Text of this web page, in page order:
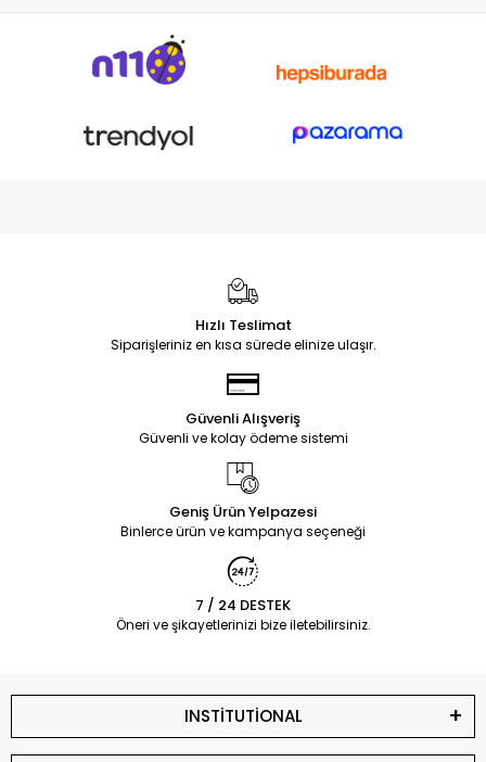
Hızlı Teslimat
Siparişleriniz en kısa sürede elinize ulaşır.
Güvenli Alışveriş
Güvenli ve kolay ödeme sistemi
Geniş Ürün Yelpazesi
Binlerce ürün ve kampanya seçeneği
7 / 24 DESTEK
Öneri ve şikayetlerinizi bize iletebilirsiniz.
INSTİTUTİONAL